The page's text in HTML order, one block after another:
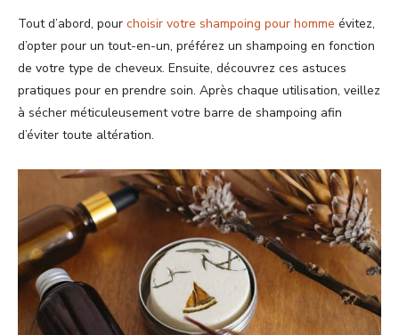
Tout d’abord, pour choisir votre shampoing pour homme évitez,
d’opter pour un tout-en-un, préférez un shampoing en fonction
de votre type de cheveux. Ensuite, découvrez ces astuces
pratiques pour en prendre soin. Après chaque utilisation, veillez
à sécher méticuleusement votre barre de shampoing afin
d’éviter toute altération.